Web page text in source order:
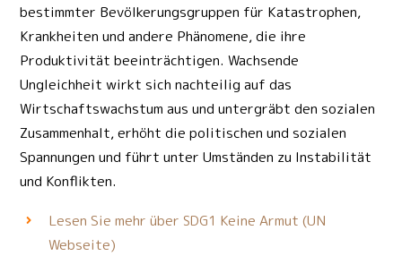
bestimmter Bevölkerungsgruppen für Katastrophen,
Krankheiten und andere Phänomene, die ihre
Produktivität beeinträchtigen. Wachsende
Ungleichheit wirkt sich nachteilig auf das
Wirtschaftswachstum aus und untergräbt den sozialen
Zusammenhalt, erhöht die politischen und sozialen
Spannungen und führt unter Umständen zu Instabilität
und Konflikten.
Lesen Sie mehr über SDG1 Keine Armut (UN
Webseite)